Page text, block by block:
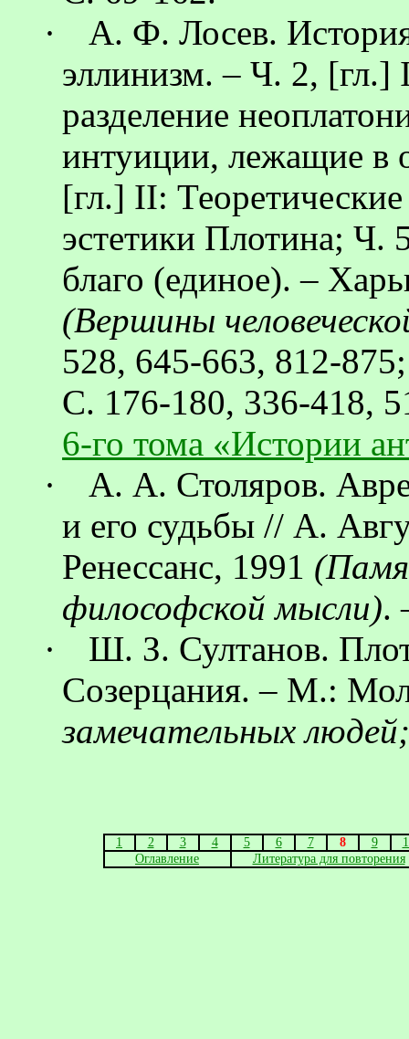
·
А. Ф. Лосев.
эллинизм. – Ч. 2,
разделение
интуиции, лежащие в
[гл.] II:
эстетики Плотина;
благо (единое). –
(Вершины
528, 645-663, 812-
С. 176-180, 336-418,
6-го тома «Истории
·
А. А. Столяров.
и его судьбы // А.
Ренессанс, 1991
философской мысли).
·
Ш. З. Султанов.
Созерцания. – М.:
замечательных
1 2 3 4 5 6 7 8 9
Оглавление
Литература для повторения